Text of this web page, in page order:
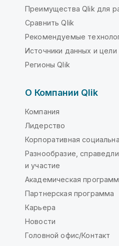
Преимущества Qlik для
Сравнить Qlik
Рекомендуемые
Источники данных и цели
Регионы Qlik
О Компании Qlik
Компания
Лидерство
Корпоративная
Разнообразие,
и участие
Академическая
Партнерская программа
Карьера
Новости
Головной офис/Контакт